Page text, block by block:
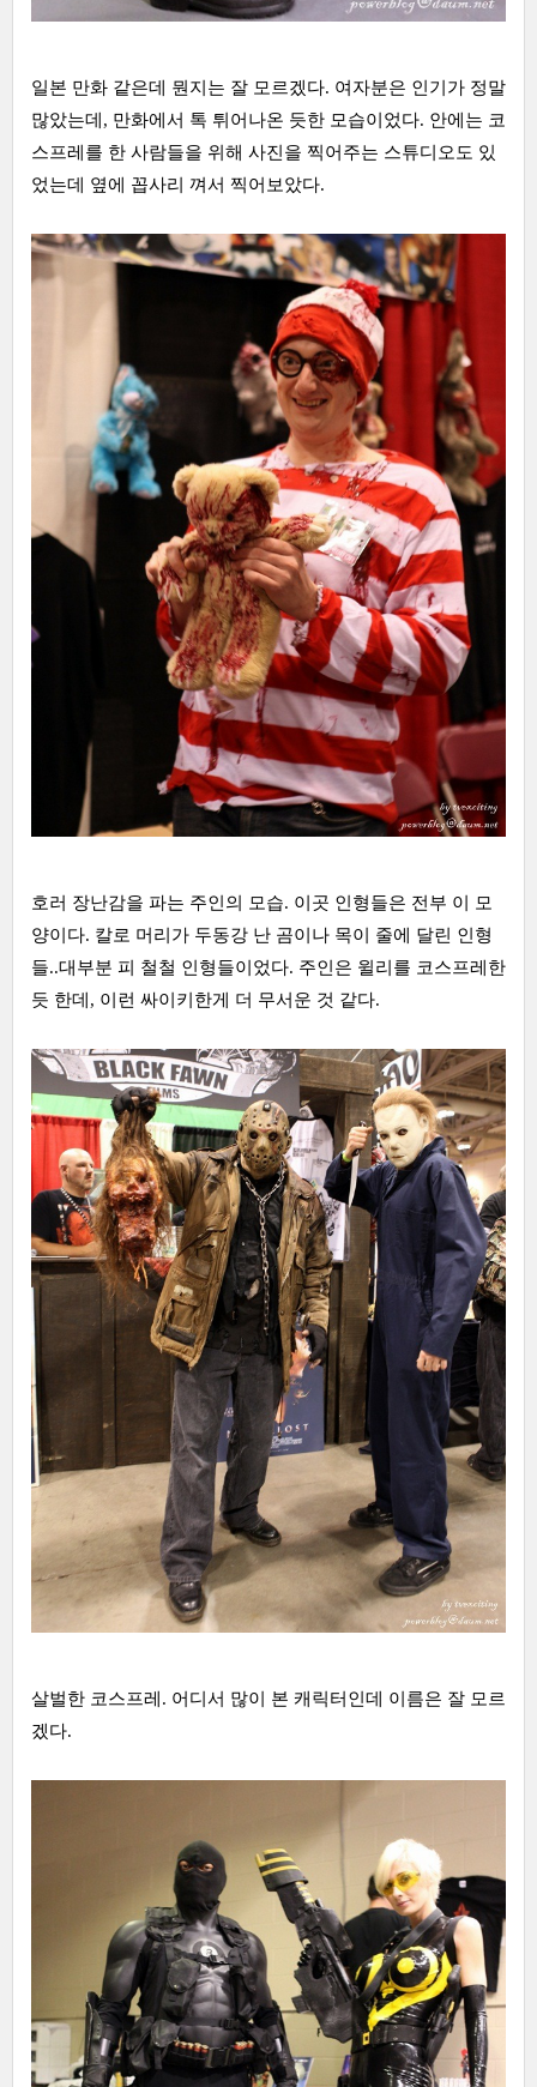
일본 만화 같은데 뭔지는 잘 모르겠다. 여자분은 인기가 정말
많았는데, 만화에서 톡 튀어나온 듯한 모습이었다. 안에는 코
스프레를 한 사람들을 위해 사진을 찍어주는 스튜디오도 있
었는데 옆에 꼽사리 껴서 찍어보았다.
호러 장난감을 파는 주인의 모습. 이곳 인형들은 전부 이 모
양이다. 칼로 머리가 두동강 난 곰이나 목이 줄에 달린 인형
들..대부분 피 철철 인형들이었다. 주인은 윌리를 코스프레한
듯 한데, 이런 싸이키한게 더 무서운 것 같다.
살벌한 코스프레. 어디서 많이 본 캐릭터인데 이름은 잘 모르
겠다.